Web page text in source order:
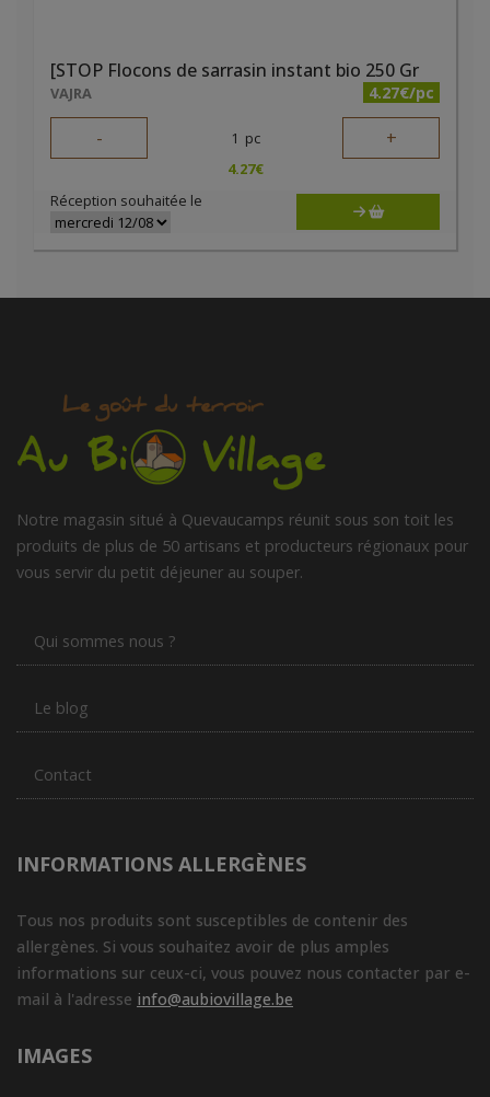
[STOP Flocons de sarrasin instant bio 250 Gr
VAJRA 4.27€/pc
- 1 pc +
4.27€
Réception souhaitée le
Notre magasin situé à Quevaucamps réunit sous son toit les
produits de plus de 50 artisans et producteurs régionaux pour
vous servir du petit déjeuner au souper.
Qui sommes nous ?
Le blog
Contact
INFORMATIONS ALLERGÈNES
Tous nos produits sont susceptibles de contenir des
allergènes. Si vous souhaitez avoir de plus amples
informations sur ceux-ci, vous pouvez nous contacter par e-
mail à l'adresse info@aubiovillage.be
IMAGES